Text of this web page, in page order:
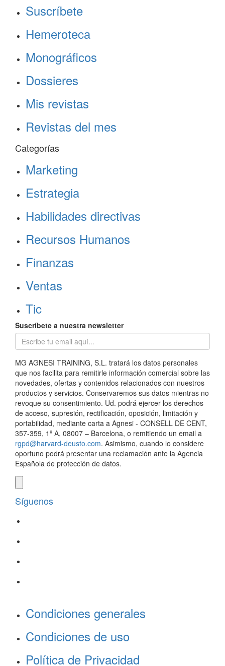
Suscríbete
Hemeroteca
Monográficos
Dossieres
Mis revistas
Revistas del mes
Categorías
Marketing
Estrategia
Habilidades directivas
Recursos Humanos
Finanzas
Ventas
Tic
Suscríbete a nuestra newsletter
MG AGNESI TRAINING, S.L. tratará los datos personales
que nos facilita para remitirle información comercial sobre las
novedades, ofertas y contenidos relacionados con nuestros
productos y servicios. Conservaremos sus datos mientras no
revoque su consentimiento. Ud. podrá ejercer los derechos
de acceso, supresión, rectificación, oposición, limitación y
portabilidad, mediante carta a Agnesi - CONSELL DE CENT,
357-359, 1º A, 08007 – Barcelona, o remitiendo un email a
rgpd@harvard-deusto.com. Asimismo, cuando lo considere
oportuno podrá presentar una reclamación ante la Agencia
Española de protección de datos.
Síguenos
Condiciones generales
Condiciones de uso
Política de Privacidad